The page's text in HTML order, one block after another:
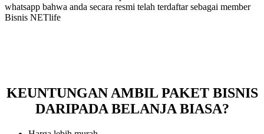
whatsapp bahwa anda secara resmi telah terdaftar sebagai member
Bisnis NETlife
KEUNTUNGAN AMBIL PAKET BISNIS
DARIPADA BELANJA BIASA?